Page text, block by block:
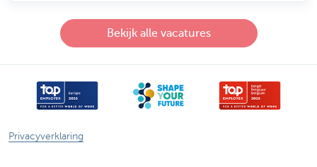
Bekijk alle vacatures
Privacyverklaring